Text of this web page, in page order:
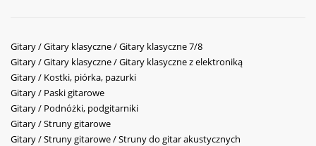
Gitary / Gitary klasyczne / Gitary klasyczne 7/8
Gitary / Gitary klasyczne / Gitary klasyczne z elektroniką
Gitary / Kostki, piórka, pazurki
Gitary / Paski gitarowe
Gitary / Podnóżki, podgitarniki
Gitary / Struny gitarowe
Gitary / Struny gitarowe / Struny do gitar akustycznych